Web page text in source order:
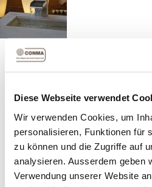
Diese Webseite verwendet
Wir verwenden Cookies, um
personalisieren, Funktionen für
zu können und die Zugriffe auf
analysieren. Ausserdem geben
Verwendung unserer Website
Die ideale Höhe des
hervorragend als Sitzfläche
Design und
Grösse